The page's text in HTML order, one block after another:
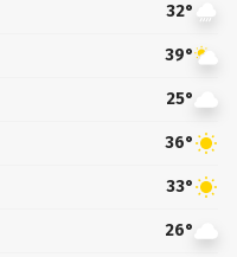
32°
39°
25°
36°
33°
26°